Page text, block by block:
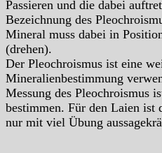
Passieren und die dabei
Bezeichnung des
Mineral muss dabei in
(drehen).
Der Pleochroismus ist eine
Mineralienbestimmung
Messung des Pleochroismus
bestimmen. Für den Laien ist
nur mit viel Übung